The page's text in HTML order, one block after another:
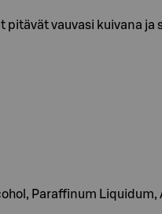
pitävät vauvasi kuivana
Paraffinum